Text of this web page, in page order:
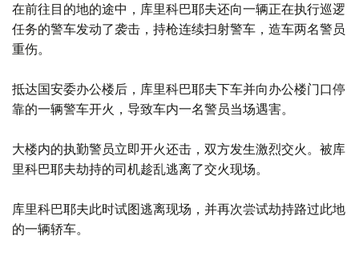
在前往目的地的途中，库里科巴耶夫还向一辆正在执行巡逻
任务的警车发动了袭击，持枪连续扫射警车，造车两名警员
重伤。
抵达国安委办公楼后，库里科巴耶夫下车并向办公楼门口停
靠的一辆警车开火，导致车内一名警员当场遇害。
大楼内的执勤警员立即开火还击，双方发生激烈交火。被库
里科巴耶夫劫持的司机趁乱逃离了交火现场。
库里科巴耶夫此时试图逃离现场，并再次尝试劫持路过此地
的一辆轿车。